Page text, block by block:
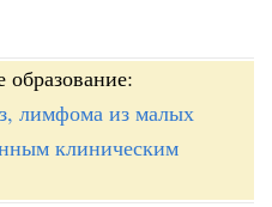
лимфома из малых
клиническим